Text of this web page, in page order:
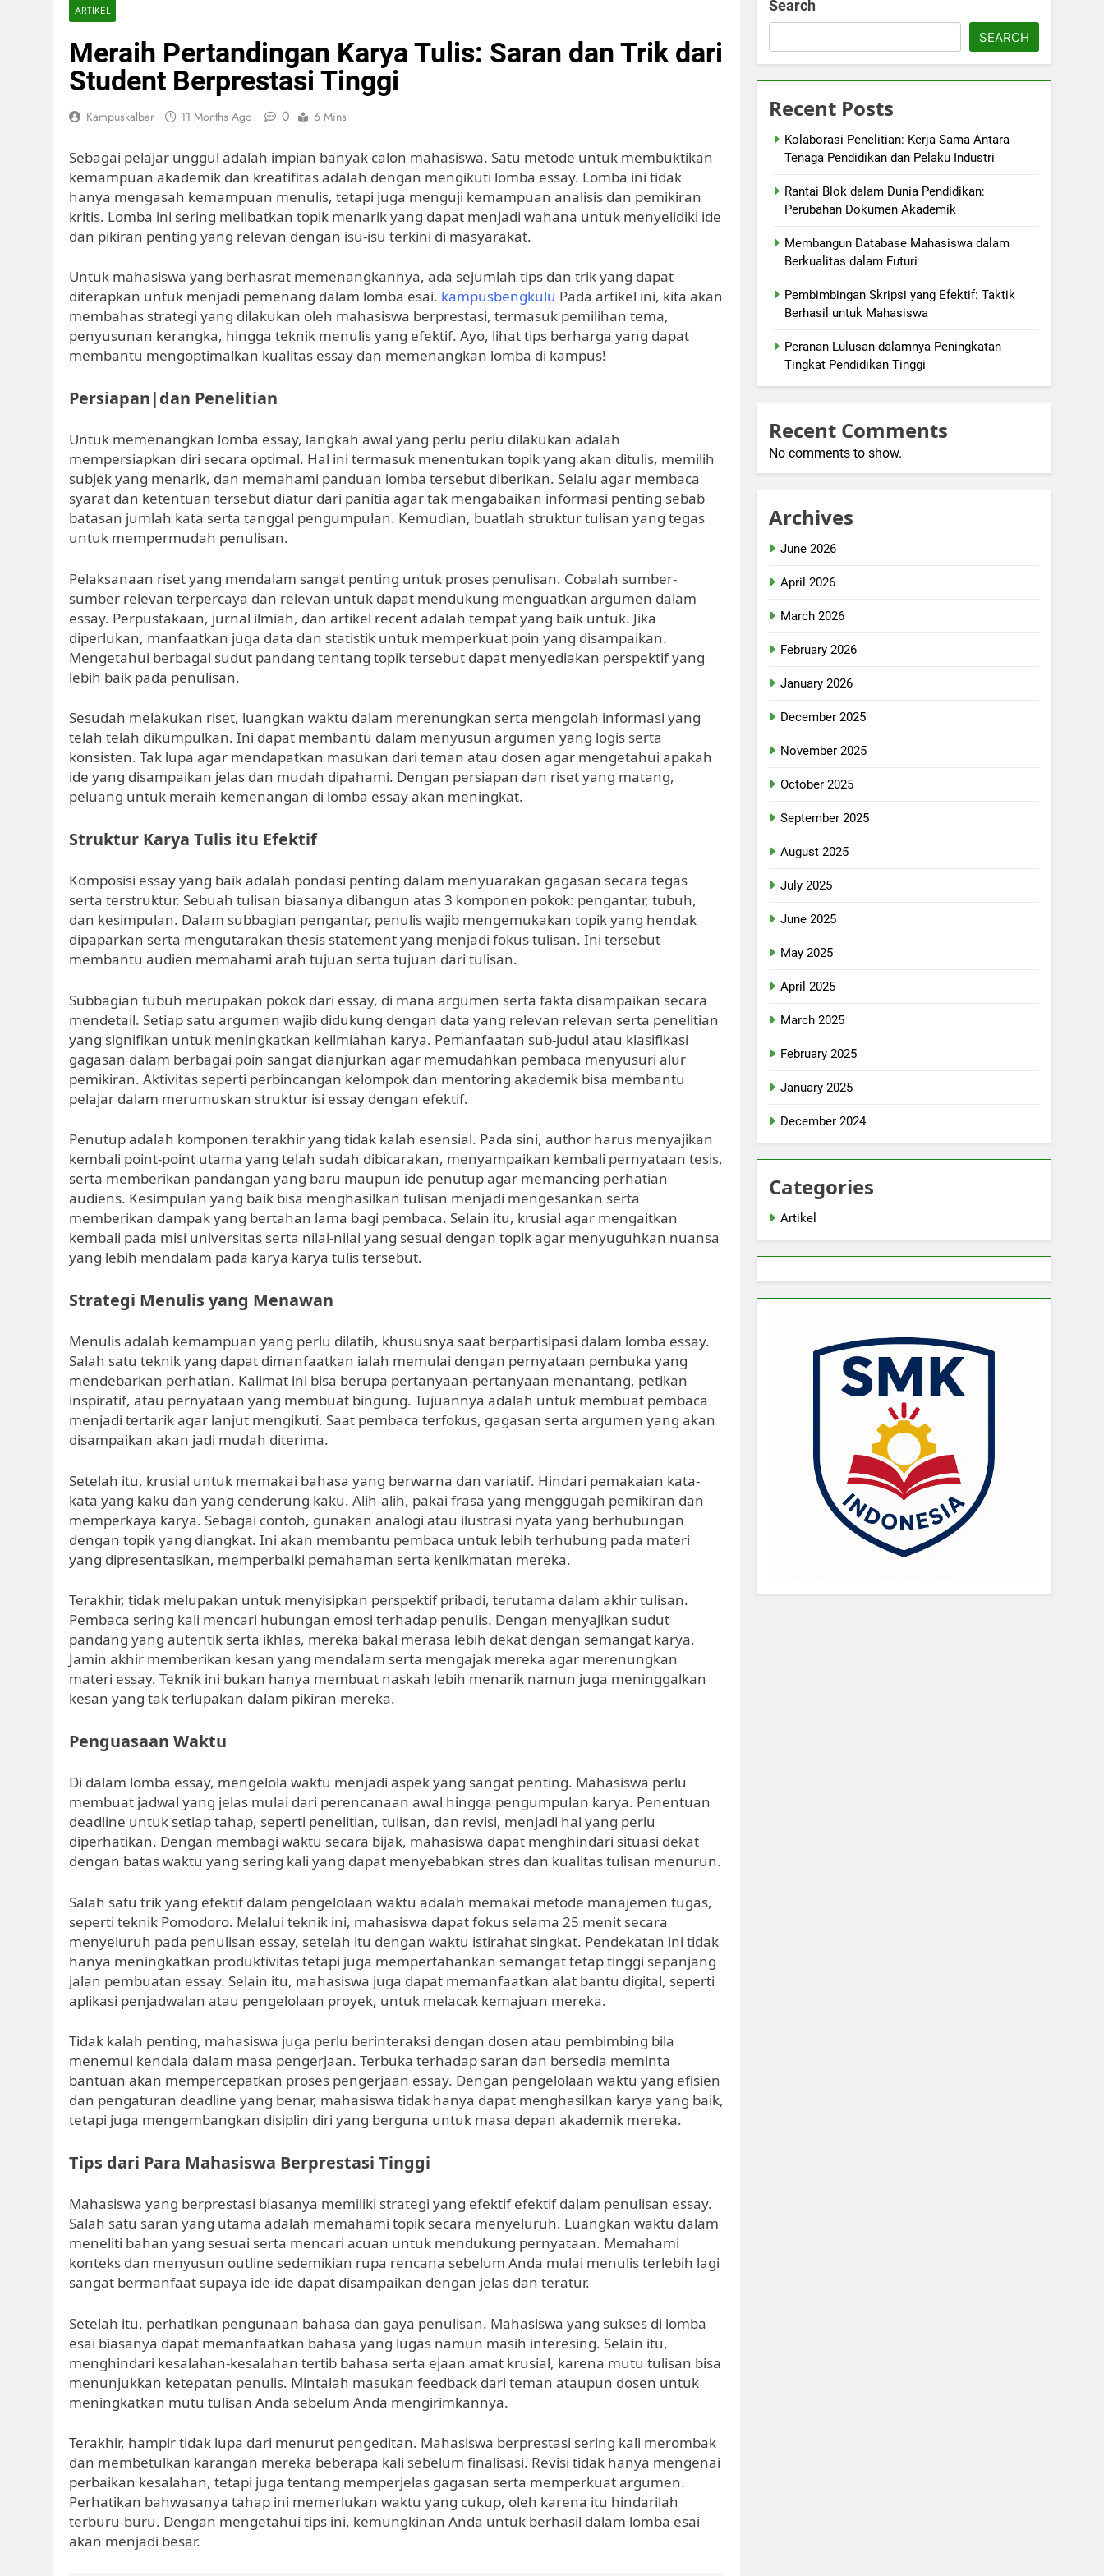
ARTIKEL
Meraih Pertandingan Karya Tulis: Saran dan Trik dari
Student Berprestasi Tinggi
Kampuskalbar 11 Months Ago 0 6 Mins
Sebagai pelajar unggul adalah impian banyak calon mahasiswa. Satu metode untuk membuktikan
kemampuan akademik dan kreatifitas adalah dengan mengikuti lomba essay. Lomba ini tidak
hanya mengasah kemampuan menulis, tetapi juga menguji kemampuan analisis dan pemikiran
kritis. Lomba ini sering melibatkan topik menarik yang dapat menjadi wahana untuk menyelidiki ide
dan pikiran penting yang relevan dengan isu-isu terkini di masyarakat.
Untuk mahasiswa yang berhasrat memenangkannya, ada sejumlah tips dan trik yang dapat
diterapkan untuk menjadi pemenang dalam lomba esai. kampusbengkulu Pada artikel ini, kita akan
membahas strategi yang dilakukan oleh mahasiswa berprestasi, termasuk pemilihan tema,
penyusunan kerangka, hingga teknik menulis yang efektif. Ayo, lihat tips berharga yang dapat
membantu mengoptimalkan kualitas essay dan memenangkan lomba di kampus!
Persiapan|dan Penelitian
Untuk memenangkan lomba essay, langkah awal yang perlu perlu dilakukan adalah
mempersiapkan diri secara optimal. Hal ini termasuk menentukan topik yang akan ditulis, memilih
subjek yang menarik, dan memahami panduan lomba tersebut diberikan. Selalu agar membaca
syarat dan ketentuan tersebut diatur dari panitia agar tak mengabaikan informasi penting sebab
batasan jumlah kata serta tanggal pengumpulan. Kemudian, buatlah struktur tulisan yang tegas
untuk mempermudah penulisan.
Pelaksanaan riset yang mendalam sangat penting untuk proses penulisan. Cobalah sumber-
sumber relevan terpercaya dan relevan untuk dapat mendukung menguatkan argumen dalam
essay. Perpustakaan, jurnal ilmiah, dan artikel recent adalah tempat yang baik untuk. Jika
diperlukan, manfaatkan juga data dan statistik untuk memperkuat poin yang disampaikan.
Mengetahui berbagai sudut pandang tentang topik tersebut dapat menyediakan perspektif yang
lebih baik pada penulisan.
Sesudah melakukan riset, luangkan waktu dalam merenungkan serta mengolah informasi yang
telah telah dikumpulkan. Ini dapat membantu dalam menyusun argumen yang logis serta
konsisten. Tak lupa agar mendapatkan masukan dari teman atau dosen agar mengetahui apakah
ide yang disampaikan jelas dan mudah dipahami. Dengan persiapan dan riset yang matang,
peluang untuk meraih kemenangan di lomba essay akan meningkat.
Struktur Karya Tulis itu Efektif
Komposisi essay yang baik adalah pondasi penting dalam menyuarakan gagasan secara tegas
serta terstruktur. Sebuah tulisan biasanya dibangun atas 3 komponen pokok: pengantar, tubuh,
dan kesimpulan. Dalam subbagian pengantar, penulis wajib mengemukakan topik yang hendak
dipaparkan serta mengutarakan thesis statement yang menjadi fokus tulisan. Ini tersebut
membantu audien memahami arah tujuan serta tujuan dari tulisan.
Subbagian tubuh merupakan pokok dari essay, di mana argumen serta fakta disampaikan secara
mendetail. Setiap satu argumen wajib didukung dengan data yang relevan relevan serta penelitian
yang signifikan untuk meningkatkan keilmiahan karya. Pemanfaatan sub-judul atau klasifikasi
gagasan dalam berbagai poin sangat dianjurkan agar memudahkan pembaca menyusuri alur
pemikiran. Aktivitas seperti perbincangan kelompok dan mentoring akademik bisa membantu
pelajar dalam merumuskan struktur isi essay dengan efektif.
Penutup adalah komponen terakhir yang tidak kalah esensial. Pada sini, author harus menyajikan
kembali point-point utama yang telah sudah dibicarakan, menyampaikan kembali pernyataan tesis,
serta memberikan pandangan yang baru maupun ide penutup agar memancing perhatian
audiens. Kesimpulan yang baik bisa menghasilkan tulisan menjadi mengesankan serta
memberikan dampak yang bertahan lama bagi pembaca. Selain itu, krusial agar mengaitkan
kembali pada misi universitas serta nilai-nilai yang sesuai dengan topik agar menyuguhkan nuansa
yang lebih mendalam pada karya karya tulis tersebut.
Strategi Menulis yang Menawan
Menulis adalah kemampuan yang perlu dilatih, khususnya saat berpartisipasi dalam lomba essay.
Salah satu teknik yang dapat dimanfaatkan ialah memulai dengan pernyataan pembuka yang
mendebarkan perhatian. Kalimat ini bisa berupa pertanyaan-pertanyaan menantang, petikan
inspiratif, atau pernyataan yang membuat bingung. Tujuannya adalah untuk membuat pembaca
menjadi tertarik agar lanjut mengikuti. Saat pembaca terfokus, gagasan serta argumen yang akan
disampaikan akan jadi mudah diterima.
Setelah itu, krusial untuk memakai bahasa yang berwarna dan variatif. Hindari pemakaian kata-
kata yang kaku dan yang cenderung kaku. Alih-alih, pakai frasa yang menggugah pemikiran dan
memperkaya karya. Sebagai contoh, gunakan analogi atau ilustrasi nyata yang berhubungan
dengan topik yang diangkat. Ini akan membantu pembaca untuk lebih terhubung pada materi
yang dipresentasikan, memperbaiki pemahaman serta kenikmatan mereka.
Terakhir, tidak melupakan untuk menyisipkan perspektif pribadi, terutama dalam akhir tulisan.
Pembaca sering kali mencari hubungan emosi terhadap penulis. Dengan menyajikan sudut
pandang yang autentik serta ikhlas, mereka bakal merasa lebih dekat dengan semangat karya.
Jamin akhir memberikan kesan yang mendalam serta mengajak mereka agar merenungkan
materi essay. Teknik ini bukan hanya membuat naskah lebih menarik namun juga meninggalkan
kesan yang tak terlupakan dalam pikiran mereka.
Penguasaan Waktu
Di dalam lomba essay, mengelola waktu menjadi aspek yang sangat penting. Mahasiswa perlu
membuat jadwal yang jelas mulai dari perencanaan awal hingga pengumpulan karya. Penentuan
deadline untuk setiap tahap, seperti penelitian, tulisan, dan revisi, menjadi hal yang perlu
diperhatikan. Dengan membagi waktu secara bijak, mahasiswa dapat menghindari situasi dekat
dengan batas waktu yang sering kali yang dapat menyebabkan stres dan kualitas tulisan menurun.
Salah satu trik yang efektif dalam pengelolaan waktu adalah memakai metode manajemen tugas,
seperti teknik Pomodoro. Melalui teknik ini, mahasiswa dapat fokus selama 25 menit secara
menyeluruh pada penulisan essay, setelah itu dengan waktu istirahat singkat. Pendekatan ini tidak
hanya meningkatkan produktivitas tetapi juga mempertahankan semangat tetap tinggi sepanjang
jalan pembuatan essay. Selain itu, mahasiswa juga dapat memanfaatkan alat bantu digital, seperti
aplikasi penjadwalan atau pengelolaan proyek, untuk melacak kemajuan mereka.
Tidak kalah penting, mahasiswa juga perlu berinteraksi dengan dosen atau pembimbing bila
menemui kendala dalam masa pengerjaan. Terbuka terhadap saran dan bersedia meminta
bantuan akan mempercepatkan proses pengerjaan essay. Dengan pengelolaan waktu yang efisien
dan pengaturan deadline yang benar, mahasiswa tidak hanya dapat menghasilkan karya yang baik,
tetapi juga mengembangkan disiplin diri yang berguna untuk masa depan akademik mereka.
Tips dari Para Mahasiswa Berprestasi Tinggi
Mahasiswa yang berprestasi biasanya memiliki strategi yang efektif efektif dalam penulisan essay.
Salah satu saran yang utama adalah memahami topik secara menyeluruh. Luangkan waktu dalam
meneliti bahan yang sesuai serta mencari acuan untuk mendukung pernyataan. Memahami
konteks dan menyusun outline sedemikian rupa rencana sebelum Anda mulai menulis terlebih lagi
sangat bermanfaat supaya ide-ide dapat disampaikan dengan jelas dan teratur.
Setelah itu, perhatikan pengunaan bahasa dan gaya penulisan. Mahasiswa yang sukses di lomba
esai biasanya dapat memanfaatkan bahasa yang lugas namun masih interesing. Selain itu,
menghindari kesalahan-kesalahan tertib bahasa serta ejaan amat krusial, karena mutu tulisan bisa
menunjukkan ketepatan penulis. Mintalah masukan feedback dari teman ataupun dosen untuk
meningkatkan mutu tulisan Anda sebelum Anda mengirimkannya.
Terakhir, hampir tidak lupa dari menurut pengeditan. Mahasiswa berprestasi sering kali merombak
dan membetulkan karangan mereka beberapa kali sebelum finalisasi. Revisi tidak hanya mengenai
perbaikan kesalahan, tetapi juga tentang memperjelas gagasan serta memperkuat argumen.
Perhatikan bahwasanya tahap ini memerlukan waktu yang cukup, oleh karena itu hindarilah
terburu-buru. Dengan mengetahui tips ini, kemungkinan Anda untuk berhasil dalam lomba esai
akan menjadi besar.
Search
SEARCH
Recent Posts
Kolaborasi Penelitian: Kerja Sama Antara
Tenaga Pendidikan dan Pelaku Industri
Rantai Blok dalam Dunia Pendidikan:
Perubahan Dokumen Akademik
Membangun Database Mahasiswa dalam
Berkualitas dalam Futuri
Pembimbingan Skripsi yang Efektif: Taktik
Berhasil untuk Mahasiswa
Peranan Lulusan dalamnya Peningkatan
Tingkat Pendidikan Tinggi
Recent Comments
No comments to show.
Archives
June 2026
April 2026
March 2026
February 2026
January 2026
December 2025
November 2025
October 2025
September 2025
August 2025
July 2025
June 2025
May 2025
April 2025
March 2025
February 2025
January 2025
December 2024
Categories
Artikel